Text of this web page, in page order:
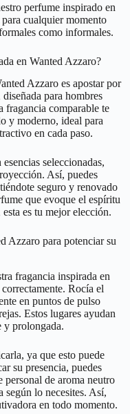
perfume inspirado en
cualquier momento
como informales.
en Wanted Azzaro?
Azzaro es apostar por
para hombres
fragancia comparable te
y moderno, ideal para
en cada paso.
seleccionadas,
Así, puedes
seguro y renovado
que evoque el espíritu
es tu mejor elección.
Azzaro para potenciar su
fragancia inspirada en
Rocía el
en puntos de pulso
Estos lugares ayudan
y prolongada.
ya que esto puede
su presencia, puedes
de aroma neutro
lo necesites. Así,
en todo momento.